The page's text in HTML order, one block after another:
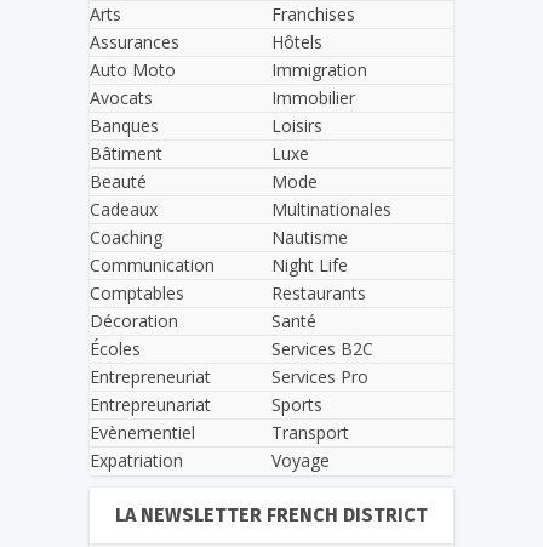
Arts
Assurances
Auto Moto
Avocats
Banques
Bâtiment
Beauté
Cadeaux
Coaching
Communication
Comptables
Décoration
Écoles
Entrepreneuriat
Entrepreunariat
Evènementiel
Expatriation
Franchises
Hôtels
Immigration
Immobilier
Loisirs
Luxe
Mode
Multinationales
Nautisme
Night Life
Restaurants
Santé
Services B2C
Services Pro
Sports
Transport
Voyage
LA NEWSLETTER FRENCH DISTRICT